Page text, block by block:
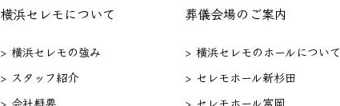
横浜セレモについて
> 横浜セレモの強み
> スタッフ紹介
> 会社概要
葬儀会場のご案内
> 横浜セレモのホールについて
> セレモホール新杉田
> セレモホール富岡